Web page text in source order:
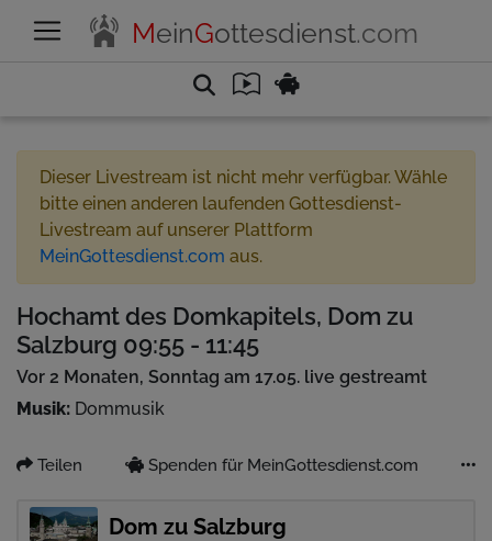
MeinGottesdienst.com
Dieser Livestream ist nicht mehr verfügbar. Wähle
bitte einen anderen laufenden Gottesdienst-
Livestream auf unserer Plattform
MeinGottesdienst.com aus.
Hochamt des Domkapitels, Dom zu
Salzburg 09:55 - 11:45
Vor 2 Monaten, Sonntag am 17.05. live gestreamt
Musik: Dommusik
Teilen Spenden für MeinGottesdienst.com
Dom zu Salzburg